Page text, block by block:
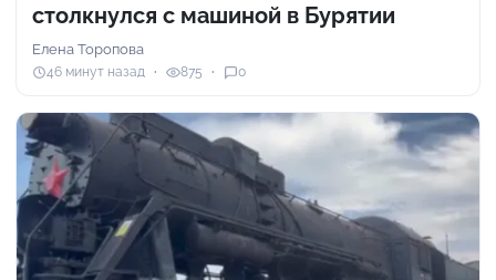
столкнулся с машиной в Бурятии
Елена Торопова
46 минут назад 875 0